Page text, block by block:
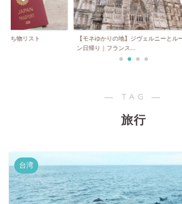
持ち物リスト
【モネゆかりの地】ジヴェルニーとル
ン日帰り｜フランス...
― TAG ―
旅行
台湾